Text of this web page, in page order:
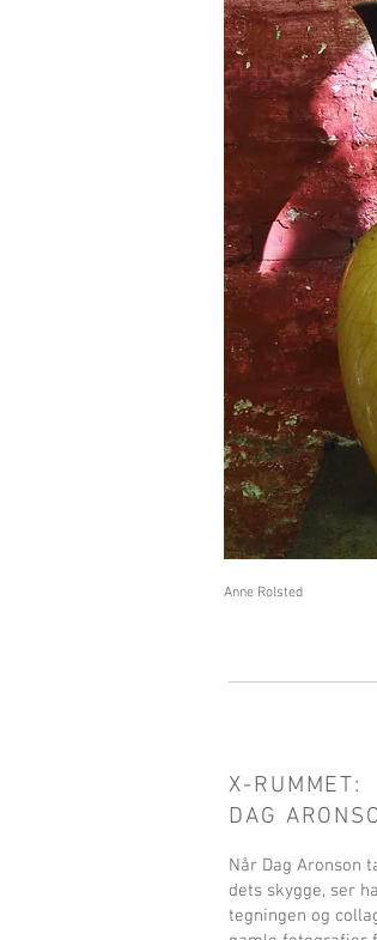
Anne Rolsted
X-RUMMET:
DAG
Når Dag Aronson
dets skygge, ser
tegningen og